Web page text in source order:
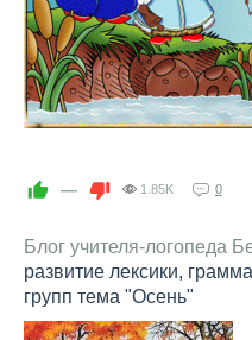
— 1.85K 0
Блог учителя-логопеда
развитие лексики,
групп тема "Осень"